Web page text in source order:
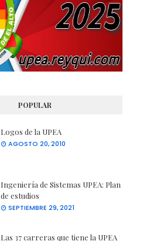
POPULAR
Logos de la UPEA
AGOSTO 20, 2010
Ingeniería de Sistemas UPEA: Plan
de estudios
SEPTIEMBRE 29, 2021
Las 37 carreras que tiene la UPEA